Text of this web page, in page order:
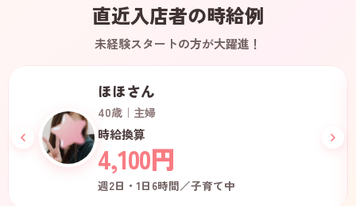
直近入店者の時給例
未経験スタートの方が大躍進！
ほほさん
40歳｜主婦
時給換算
4,100円
週2日・1日6時間／子育て中